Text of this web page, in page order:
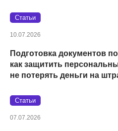
Статьи
10.07.2026
Подготовка документов
как защитить
не потерять деньги на
Статьи
07.07.2026